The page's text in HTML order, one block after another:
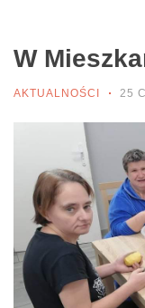
W
AKTUALNOŚCI 25